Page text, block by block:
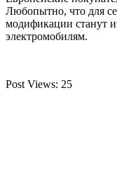
Любопытно, что для
модификации станут
электромобилям.
Post Views: 25